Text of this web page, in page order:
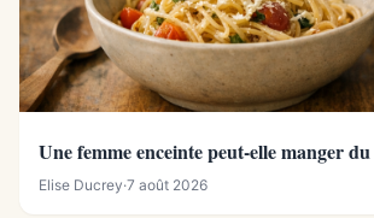
Une femme enceinte peut-elle manger
Elise Ducrey·7 août 2026